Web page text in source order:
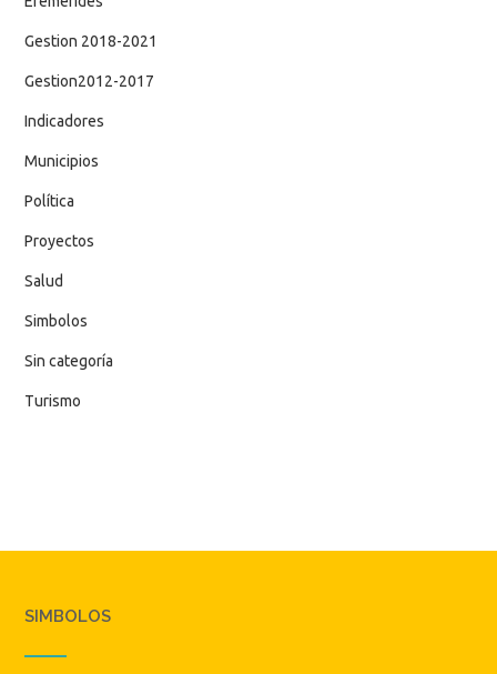
Gestion 2018-2021
Gestion2012-2017
Indicadores
Municipios
Política
Proyectos
Salud
Simbolos
Sin categoría
Turismo
SIMBOLOS